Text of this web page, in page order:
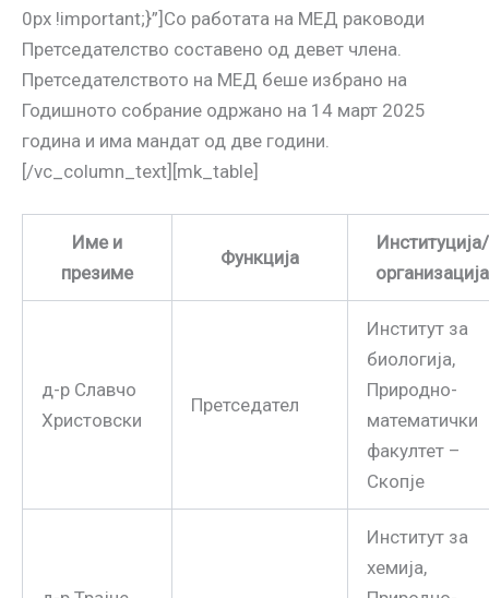
0px !important;}”]Со работата на МЕД раководи
Претседателство составено од девет члена.
Претседателството на МЕД беше избрано на
Годишното собрание одржано на 14 март 2025
година и има мандат од две години.
[/vc_column_text][mk_table]
Име и
презиме
Функција
Институција/
организација
д-р Славчо
Христовски
Претседател
Институт за
биологија,
Природно-
математички
факултет –
Скопје
Институт за
хемија,